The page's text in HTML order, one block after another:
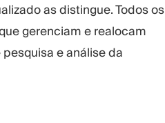
as distingue. Todos os
gerenciam e realocam
e análise da